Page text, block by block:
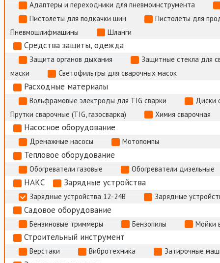
Адаптеры и переходники для пневмоинструмента
Пистолеты для подкачки шин
Пистолеты для
Пневмошлифмашины
Шланги
Средства защиты, одежда
Защита органов дыхания
Защитные стекла для
маски
Светофильтры для сварочных масок
Расходные материалы
Вольфрамовые электроды для TIG сварки
Диски
Прутки сварочные (TIG, газосварка)
Химия сварочная
Насосное оборудование
Дренажные насосы Мотопомпы
Тепловое оборудование
Обогреватели газовые Обогреватели дизельные
НАКС Зарядные устройства
Зарядные устройства 12-24В Зарядные
Садовое оборудование
Бензиновые триммеры Бензопилы Мойки
Строительный инструмент
Верстаки Вибротехника Затирочные